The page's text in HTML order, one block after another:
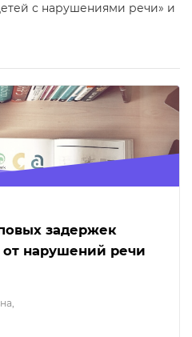
с нарушениями речи» и
задержек
от нарушений речи